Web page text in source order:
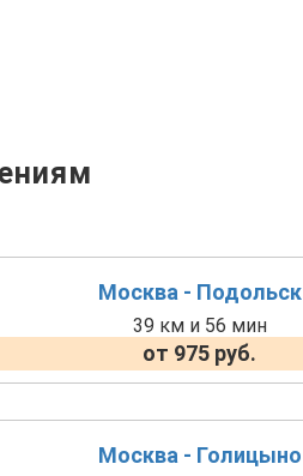
Москва - Подольск
39 км и 56 мин
от 975 руб.
Москва - Голицыно